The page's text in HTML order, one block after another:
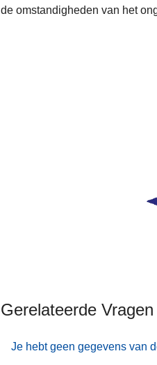
de omstandigheden van het
Gerelateerde Vragen
Je hebt geen gegevens van